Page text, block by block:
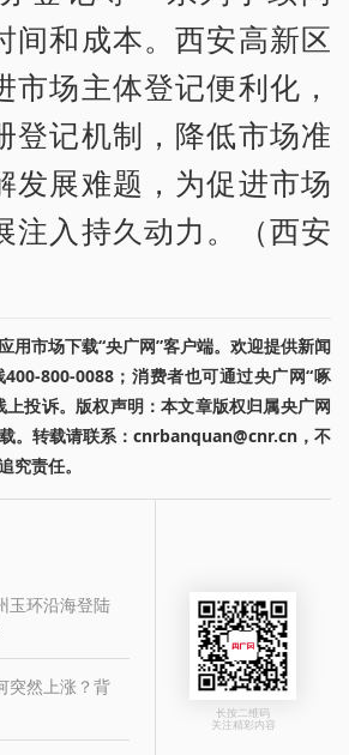
间和成本。西安高新区
市场主体登记便利化，
登记机制，降低市场准
发展难题，为促进市场
注入持久动力。（西安
用市场下载“央广网”客户端。欢迎提供新闻
800-0088；消费者也可通过央广网“啄
上投诉。版权声明：本文章版权归属央广网
。转载请联系：cnrbanquan@cnr.cn，不
究责任。
玉环沿海登陆
突然上涨？背
长按二维码
关注精彩内容